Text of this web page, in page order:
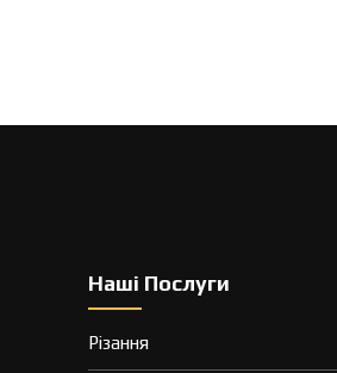
Наші Послуги
Різання